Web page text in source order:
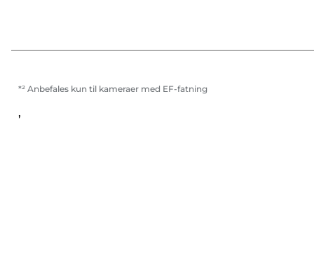
*² Anbefales kun til kameraer med EF-fatning
,